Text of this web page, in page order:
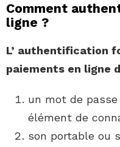
Comment
ligne ?
L’ authentification
paiements en ligne
un mot de
élément de
son portable ou